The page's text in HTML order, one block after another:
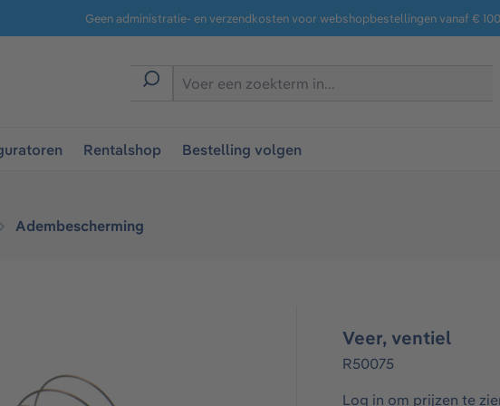
platformGeen administratie- en verzendkosten voor webshopbestellingen vanaf €
Rentalshop Bestelling volgen
Adembescherming​
Veer, ventiel
R50075
Log in om prijzen te